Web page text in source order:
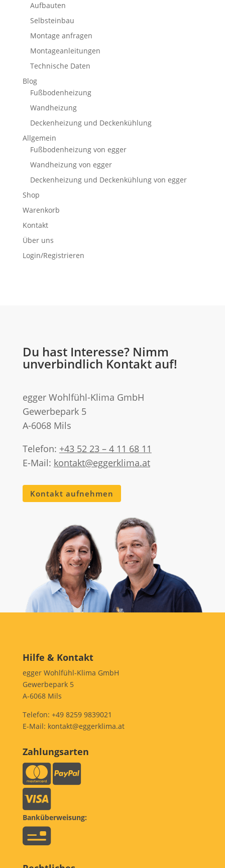
Aufbauten
Selbsteinbau
Montage anfragen
Montageanleitungen
Technische Daten
Blog
Fußbodenheizung
Wandheizung
Deckenheizung und Deckenkühlung
Allgemein
Fußbodenheizung von egger
Wandheizung von egger
Deckenheizung und Deckenkühlung von egger
Shop
Warenkorb
Kontakt
Über uns
Login/Registrieren
Du hast Interesse? Nimm
unverbindlich Kontakt auf!
egger Wohlfühl-Klima GmbH
Gewerbepark 5
A-6068 Mils
Telefon: +43 52 23 – 4 11 68 11
E-Mail: kontakt@eggerklima.at
Kontakt aufnehmen
Hilfe & Kontakt
egger Wohlfühl-Klima GmbH
Gewerbepark 5
A-6068 Mils
Telefon: +49 8259 9839021
E-Mail: kontakt@eggerklima.at
Zahlungsarten
Banküberweisung: